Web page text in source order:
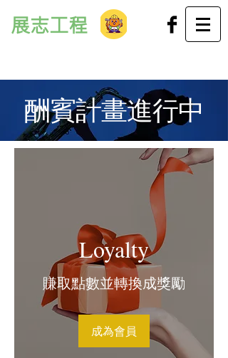
展志工程
​酬賓計畫進行中
Loyalty
賺取點數並轉換成獎勵
成為會員